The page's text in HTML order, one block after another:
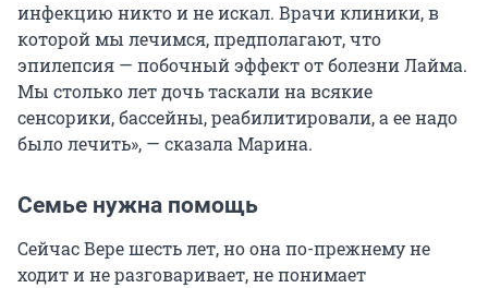
инфекцию никто и не искал. Врачи клиники, в
которой мы лечимся, предполагают, что
эпилепсия — побочный эффект от болезни Лайма.
Мы столько лет дочь таскали на всякие
сенсорики, бассейны, реабилитировали, а ее надо
было лечить», — сказала Марина.
Семье нужна помощь
Сейчас Вере шесть лет, но она по-прежнему не
ходит и не разговаривает, не понимает